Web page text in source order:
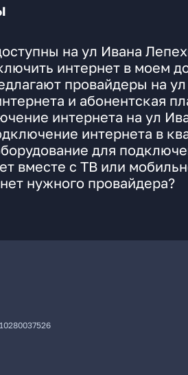
на ул Ивана
интернет в моем
провайдеры на
и абонентская
интернета на ул
интернета в
для
вместе с ТВ или
нужного провайдера?